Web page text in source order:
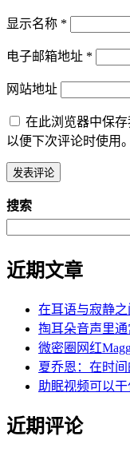
显示名称 *
电子邮箱地址 *
网站地址
在此浏览器中保存
以便下次评论时使用。
搜索
近期文章
在耳语与寂静
掏耳朵音声里通
微密圈网红
夏乔恩：在时
助眠视频可以干
近期评论